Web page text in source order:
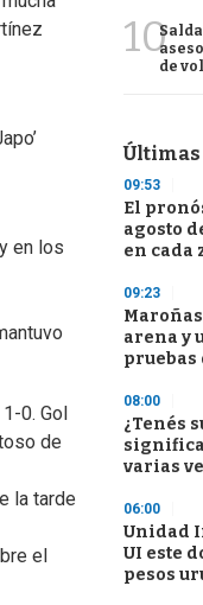
en los
0. Gol
de
la tarde
el
10
de
09:53
El
agosto
en cada
09:23
arena y
pruebas
08:00
¿Tenés
varias
06:00
Unidad
UI este
pesos